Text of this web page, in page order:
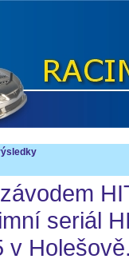
seriál
v